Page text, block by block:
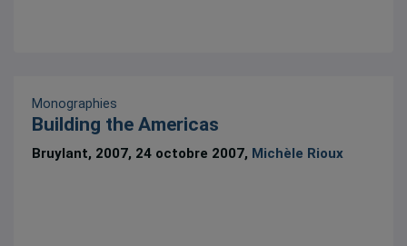
Monographies
Building the Americas
Bruylant, 2007, 24 octobre 2007, Michèle Rioux